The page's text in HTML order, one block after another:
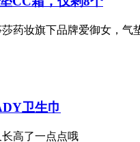
药妆旗下品牌爱御女，
卫生巾
高了一点点哦